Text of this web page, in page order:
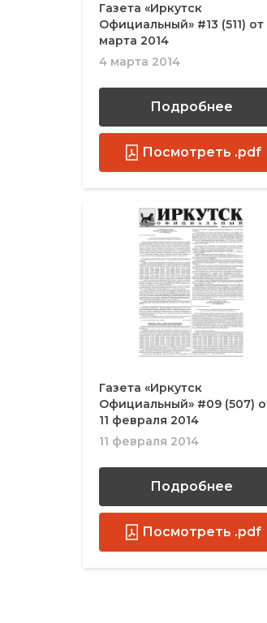
Газета «Иркутск
Официальный» #13 (511) от
марта 2014
4 марта 2014
Подробнее
Посмотреть .pdf
Газета «Иркутск
Официальный» #09 (507)
11 февраля 2014
11 февраля 2014
Подробнее
Посмотреть .pdf